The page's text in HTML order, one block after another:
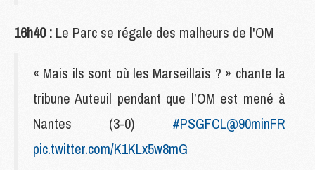
16h40 : Le Parc se régale des malheurs de l'OM
« Mais ils sont où les Marseillais ? » chante la
tribune Auteuil pendant que l’OM est mené à
Nantes (3-0) #PSGFCL@90minFR
pic.twitter.com/K1KLx5w8mG